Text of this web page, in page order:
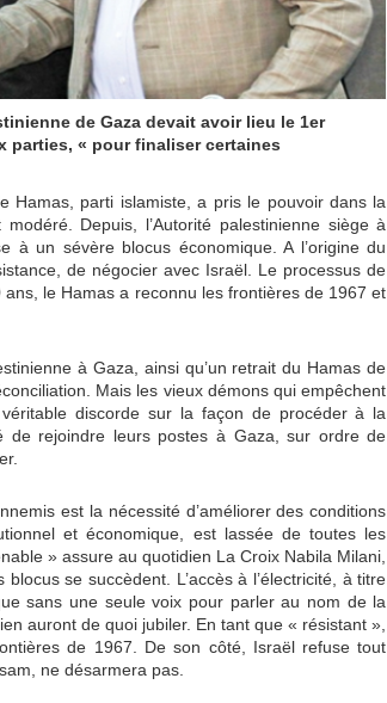
de Gaza devait avoir lieu le 1er
parties, « pour finaliser certaines
Hamas, parti islamiste, a pris le pouvoir dans la
Depuis, l’Autorité palestinienne siège à
à un sévère blocus économique. A l’origine du
de négocier avec Israël. Le processus de
le Hamas a reconnu les frontières de 1967 et
à Gaza, ainsi qu’un retrait du Hamas de
Mais les vieux démons qui empêchent
discorde sur la façon de procéder à la
de rejoindre leurs postes à Gaza, sur ordre de
est la nécessité d’améliorer des conditions
et économique, est lassée de toutes les
» assure au quotidien La Croix Nabila Milani,
se succèdent. L’accès à l’électricité, à titre
sans une seule voix pour parler au nom de la
auront de quoi jubiler. En tant que « résistant »,
de 1967. De son côté, Israël refuse tout
ne désarmera pas.